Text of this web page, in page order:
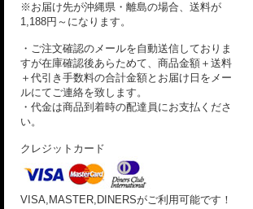
※お届け先が沖縄県・離島の場合、送料が
1,188円～になります。
・ご注文確認のメールを自動送信しておりま
すが在庫確認後あらためて、商品金額＋送料
＋代引き手数料の合計金額とお届け日をメー
ルにてご連絡を致します。
・代金は商品到着時の配達員にお支払くださ
い。
クレジットカード
VISA,MASTER,DINERSがご利用可能です！